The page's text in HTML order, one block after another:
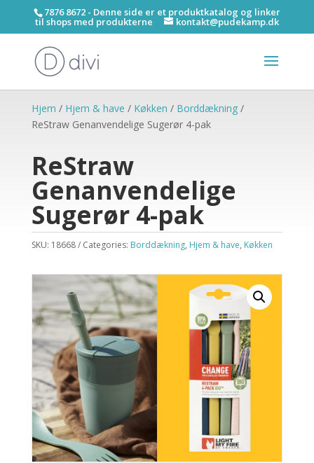
7876 8672 - Denne side er et produktkatalog og linker
til shops med produkterne kontakt@pudekamp.dk
Hjem / Hjem & have / Køkken / Borddækning/
ReStraw Genanvendelige Sugerør 4-pak
ReStraw
Genanvendelige
Sugerør 4-pak
SKU: 18668 Categories: Borddækning, Hjem & have, Køkken